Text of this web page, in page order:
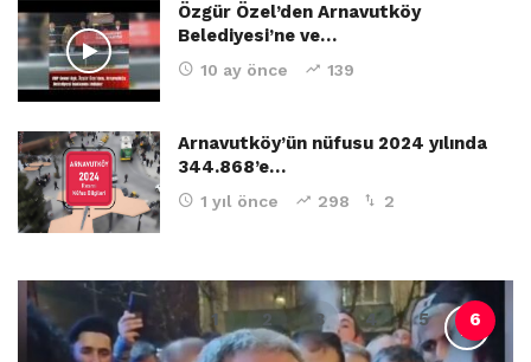
Özgür Özel’den Arnavutköy
Belediyesi’ne ve…
10 ay önce 139
Arnavutköy’ün nüfusu 2024 yılında
344.868’e…
1 yıl önce 298 2